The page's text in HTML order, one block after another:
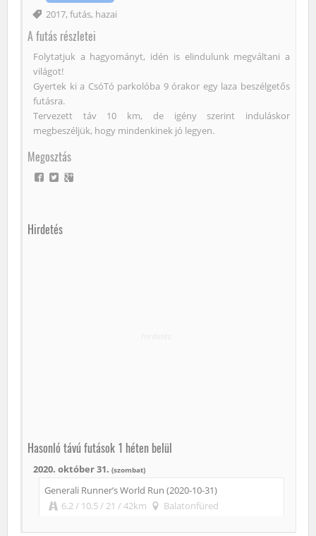
Címke
2017, futás, hazai
A futás részletei
Folytatjuk a hagyományt, idén is elindulunk megváltani a
világot!
Gyertek ki a CsóTó parkolóba 9 órakor egy laza beszélgetős
futásra.
Tervezett táv 10 km, de igény szerint induláskor
megbeszéljük, hogy mindenkinek jó legyen.
Megosztás
Hirdetés
Hasonló távú futások 1 héten belül
2020. október 31. (szombat)
Generali Runner’s World Run (2020-10-31)
6.2 / 10.5 / 21 / 42km
Balatonfüred